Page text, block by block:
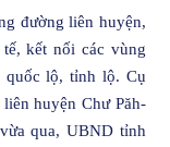
đường liên huyện,
kết nối các vùng
quốc lộ, tỉnh lộ. Cụ
huyện Chư Păh-
qua, UBND tỉnh